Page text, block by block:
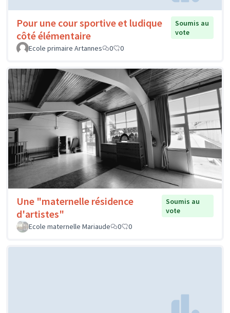
Pour une cour sportive et ludique
côté élémentaire
Soumis au
vote
Ecole primaire Artannes
0 0
Une "maternelle résidence
d'artistes"
Soumis au
vote
Ecole maternelle Mariaude
0 0